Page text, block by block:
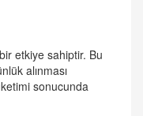
etkiye sahiptir. Bu
alınması
sonucunda